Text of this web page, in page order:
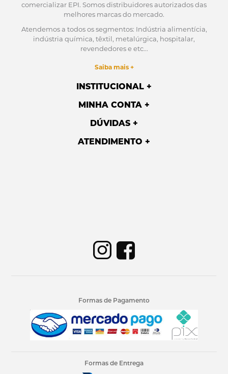
comercializar EPI. Somos distribuidores autorizados das
melhores marcas do mercado.
Atendemos a todos os segmentos: Indústria alimentícia,
indústria química, têxtil, metalúrgica, hospitalar,
revendedores e etc...
Saiba mais +
INSTITUCIONAL
MINHA CONTA
DÚVIDAS
ATENDIMENTO
Formas de Pagamento
Formas de Entrega